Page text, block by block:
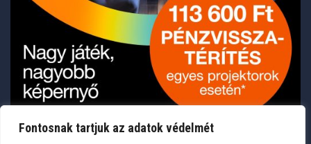
Fontosnak tartjuk az adatok védelmét